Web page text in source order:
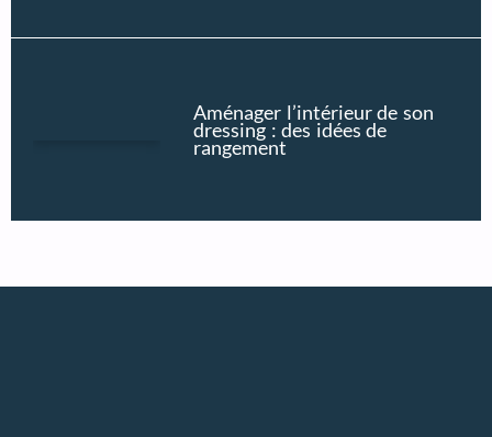
Aménager l’intérieur de son
dressing : des idées de
rangement